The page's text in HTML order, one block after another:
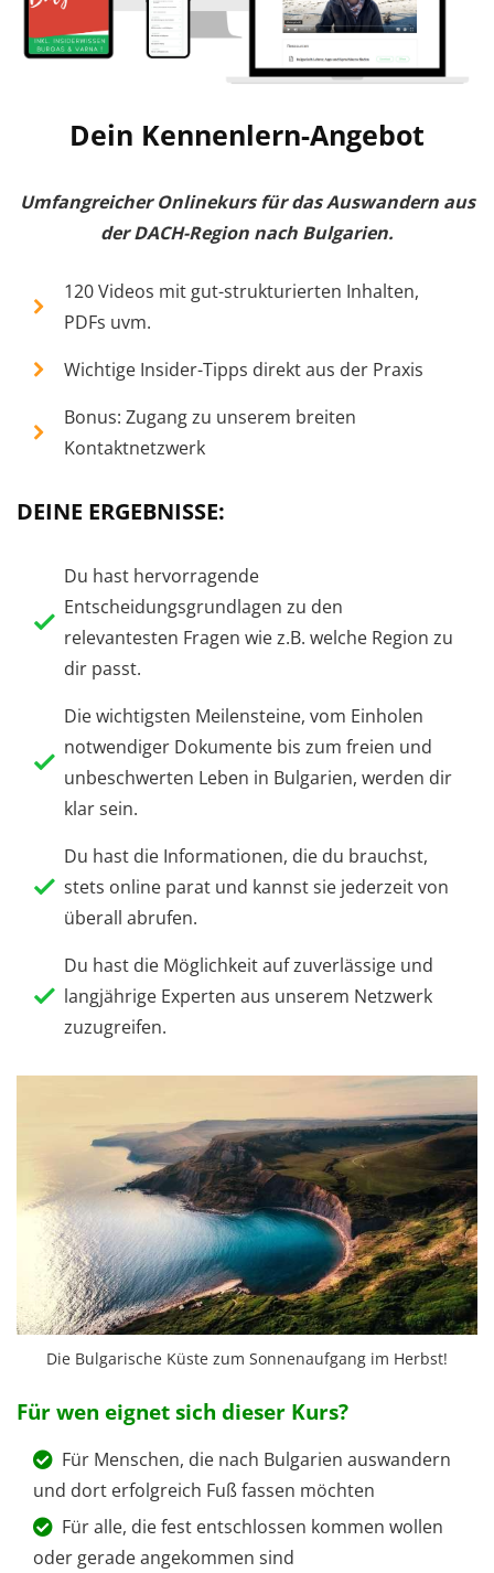
Dein Kennenlern-Angebot
Umfangreicher Onlinekurs für das Auswandern aus
der DACH-Region nach Bulgarien.
120 Videos mit gut-strukturierten Inhalten,
PDFs uvm.
Wichtige Insider-Tipps direkt aus der Praxis
Bonus: Zugang zu unserem breiten
Kontaktnetzwerk
DEINE ERGEBNISSE:
Du hast hervorragende
Entscheidungsgrundlagen zu den
relevantesten Fragen wie z.B. welche Region zu
dir passt.
Die wichtigsten Meilensteine, vom Einholen
notwendiger Dokumente bis zum freien und
unbeschwerten Leben in Bulgarien, werden dir
klar sein.
Du hast die Informationen, die du brauchst,
stets online parat und kannst sie jederzeit von
überall abrufen.
Du hast die Möglichkeit auf zuverlässige und
langjährige Experten aus unserem Netzwerk
zuzugreifen.
Die Bulgarische Küste zum Sonnenaufgang im Herbst!
Für wen eignet sich dieser Kurs?
Für Menschen, die nach Bulgarien auswandern
und dort erfolgreich Fuß fassen möchten
Für alle, die fest entschlossen kommen wollen
oder gerade angekommen sind